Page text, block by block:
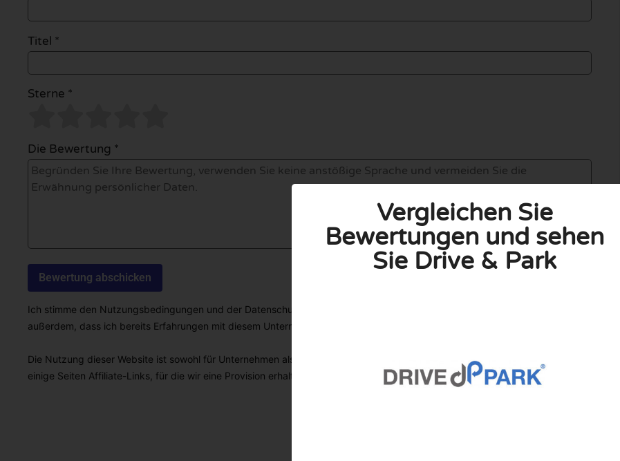
Titel *
Sterne *
Die Bewertung *
Ich stimme den Nutzungsbedingungen und der Datenschutzrichtlinie zu, indem ich diese Bewertung abgebe. Ich erkläre
außerdem, dass ich bereits Erfahrungen mit diesem Unternehmen gemacht habe.
Die Nutzung dieser Website ist sowohl für Unternehmen als auch für Nutzer völlig kostenlos. Aus diesem Grund enthalten
einige Seiten Affiliate-Links, für die wir eine Provision erhalten können.
Vergleichen Sie
Bewertungen und sehen
Sie Drive & Park